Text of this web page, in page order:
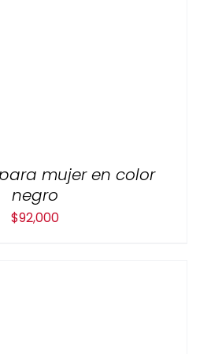
mujer en color
negro
$92,000